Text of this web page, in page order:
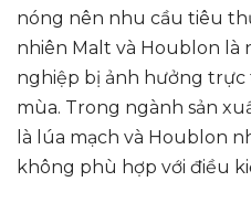
nóng nên nhu cầu tiêu
nhiên Malt và Houblon là
nghiệp bị ảnh hưởng trực
mùa. Trong ngành sản
là lúa mạch và Houblon
không phù hợp với điều